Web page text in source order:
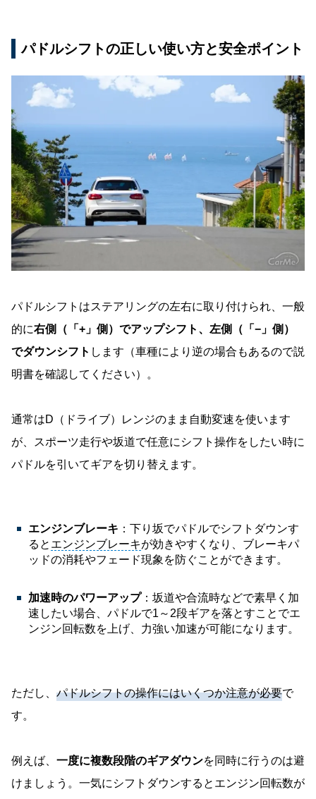
パドルシフトの正しい使い方と安全ポイント
パドルシフトはステアリングの左右に取り付けられ、一般
的に右側（「+」側）でアップシフト、左側（「−」側）
でダウンシフト します（車種により逆の場合もあるので説
明書を確認してください）。
通常はD（ドライブ）レンジのまま自動変速を使います
が、スポーツ走行や坂道で任意にシフト操作をしたい時に
パドルを引いてギアを切り替えます。
エンジンブレーキ ：下り坂でパドルでシフトダウンす
ると エンジンブレーキが効きやすくなり、ブレーキパ
ッドの消耗やフェード現象を防ぐことができます。
加速時のパワーアップ：坂道や合流時などで素早く加
速したい場合、パドルで1～2段ギアを落とすことでエ
ンジン回転数を上げ、力強い加速が可能になります。
ただし、 パドルシフトの操作にはいくつか注意が必要で
す。
例えば、 一度に複数段階のギアダウンを同時に行うのは避
けましょう。一気にシフトダウンするとエンジン回転数が